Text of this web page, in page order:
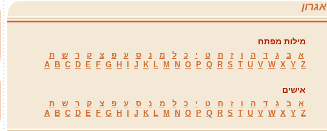
אגרון
מילות מפתח
א ב ג ד ה ו ז ח ט י כ ל מ נ ס ע פ צ ק ר ש
ת
A
B C D E F G H J K L M N O P Q R S T U V W X Y Z
אישים
א ב ג ד ה ו ז ח ט י כ ל מ נ ס ע פ צ ק ר ש
ת
A
B C D E F G H J K L M N O P Q R S T U V W X Y Z